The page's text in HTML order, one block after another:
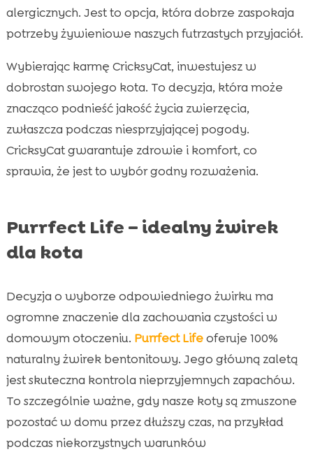
alergicznych. Jest to opcja, która dobrze zaspokaja
potrzeby żywieniowe naszych futrzastych przyjaciół.
Wybierając karmę CricksyCat, inwestujesz w
dobrostan swojego kota. To decyzja, która może
znacząco podnieść jakość życia zwierzęcia,
zwłaszcza podczas niesprzyjającej pogody.
CricksyCat gwarantuje zdrowie i komfort, co
sprawia, że jest to wybór godny rozważenia.
Purrfect Life – idealny żwirek
dla kota
Decyzja o wyborze odpowiedniego żwirku ma
ogromne znaczenie dla zachowania czystości w
domowym otoczeniu. Purrfect Lifeoferuje 100%
naturalny żwirek bentonitowy. Jego główną zaletą
jest skuteczna kontrola nieprzyjemnych zapachów.
To szczególnie ważne, gdy nasze koty są zmuszone
pozostać w domu przez dłuższy czas, na przykład
podczas niekorzystnych warunków